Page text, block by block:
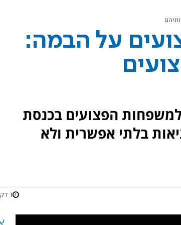
על הבמה:
למשפחות הפצועים בכנסת
בלתי אפשרית ולא
1 דקות